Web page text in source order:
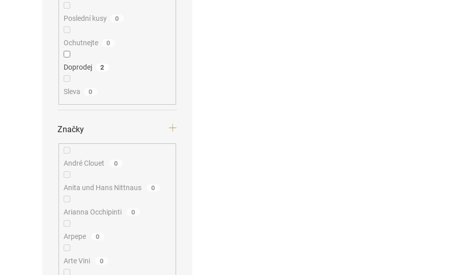
Poslední kusy 0
Ochutnejte 0
Doprodej 2
Sleva 0
Značky
André Clouet 0
Anita und Hans Nittnaus 0
Arianna Occhipinti 0
Arpepe 0
Arte Vini 0